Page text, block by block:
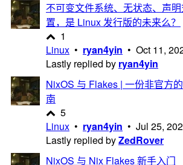
不可变文件系统、无状态、声
置，是 Linux 发行版的未来么？
1
Linux • ryan4yin • Oct 11,
Lastly replied by ryan4yin
NixOS 与 Flakes | 一份非官方
南
5
Linux • ryan4yin • Jul 25,
Lastly replied byZedRover
NixOS 与 Nix Flakes 新手入门